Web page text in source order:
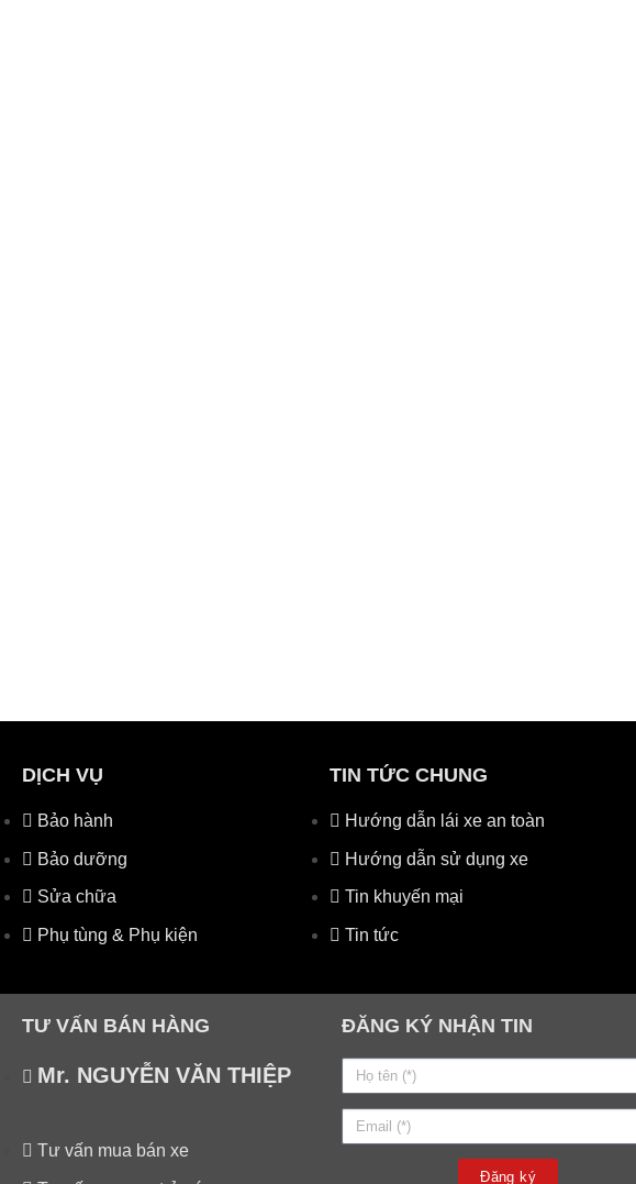
DỊCH VỤ
Bảo hành
Bảo dưỡng
Sửa chữa
Phụ tùng & Phụ kiện
TIN TỨC CHUNG
Hướng dẫn lái xe an toàn
Hướng dẫn sử dụng xe
Tin khuyến mại
Tin tức
TƯ VẤN BÁN HÀNG
Mr. NGUYỄN VĂN THIỆP
Tư vấn mua bán xe
ĐĂNG KÝ NHẬN TIN
Đăng ký